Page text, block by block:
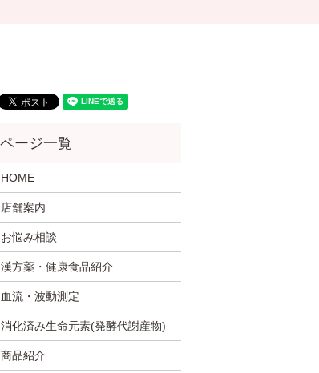
HOME
店舗案内
お悩み相談
漢方薬・健康食品紹介
血流・波動測定
消化済み生命元素(発酵代謝産物)
商品紹介